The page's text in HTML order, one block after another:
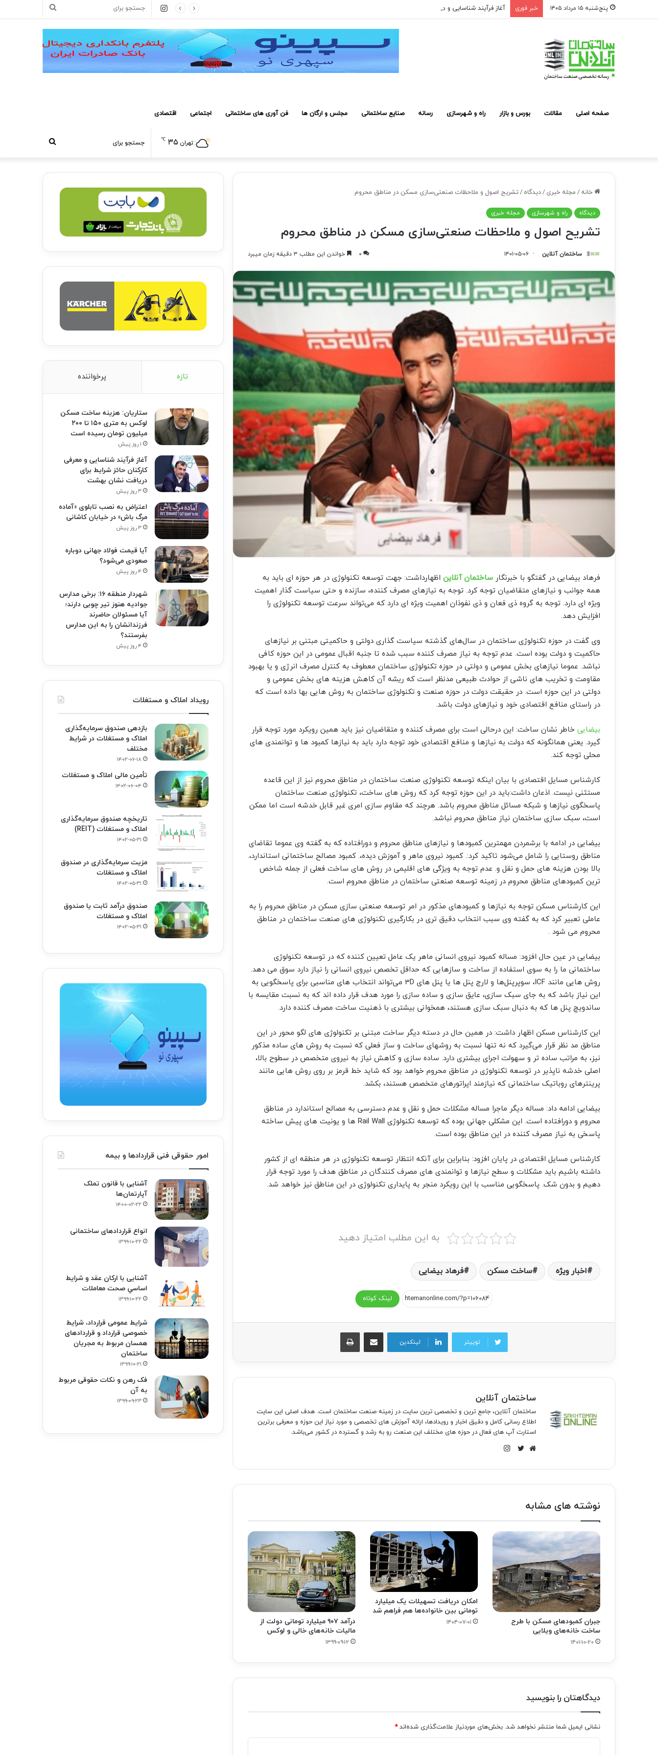
پنج‌شنبه ۱۵ مرداد ۱۴۰۵ خبر فوری آغاز فرآیند شناسایی و معرفی کارکنان حائز شرایط برای دریافت نشان بهشت
جستجو
اینستاگرام
صفحه اصلی مقالات بورس و بازار راه و شهرسازی رسانه صنایع ساختمانی مجلس و ارگان ها فن آوری های ساختمانی اجتماعی اقتصادی
جستجو
برای
تهران ۳۵ ℃
خانه / مجله خبری /دیدگاه /تشریح اصول و ملاحظات صنعتی‌سازی مسکن در مناطق محروم
دیدگاه راه و شهرسازی مجله خبری
تشریح اصول و ملاحظات صنعتی‌سازی مسکن در مناطق محروم
ساختمان آنلاین ۱۴۰۱-۰۵-۰۶ ۰ خواندن این مطلب ۳ دقیقه زمان میبرد
فرهاد بیضایی در گفتگو با خبرنگار ساختمان آنلاین اظهارداشت: جهت توسعه تکنولوژی در هر حوزه ای باید به
همه جوانب و نیازهای متقاضیان توجه کرد. توجه به نیازهای مصرف کننده، سازنده و حتی سیاست گذار اهمیت
ویژه ای دارد. توجه به گروه ذی فعان و ذی نفوذان اهمیت ویژه ای دارد که می‌تواند سرعت توسعه تکنولوژی را
افزایش دهد.
وی گفت در حوزه تکنولوژی ساختمان در سال‌های گذشته سیاست گذاری دولتی و حاکمیتی مبتنی بر نیازهای
حاکمیت و دولت بوده است. عدم توجه به نیاز مصرف کننده سبب شده تا جنبه اقبال عمومی در این حوزه کافی
نباشد. عموما نیازهای بخش عمومی و دولتی در حوزه تکنولوژی ساختمان معطوف به کنترل مصرف انرژی و یا بهبود
مقاومت و تخریب های ناشی از حوادث طبیعی مدنظر است که ریشه آن کاهش هزینه های بخش عمومی و
دولتی در این حوزه است. در حقیقت دولت در حوزه صنعت و تکنولوژی ساختمان به روش هایی بها داده است که
در راستای منافع اقتصادی خود و نیازهای دولت باشد.
بیضایی خاطر نشان ساخت: این درحالی است برای مصرف کننده و متقاضیان نیز باید همین رویکرد مورد توجه قرار
گیرد‌. یعنی همانگونه که دولت به نیازها و منافع اقتصادی خود توجه دارد باید به نیازها کمبود ها و توانمندی های
محلی توجه کند.
کارشناس مسایل اقتصادی با بیان اینکه توسعه تکنولوژی صنعت ساختمان در مناطق محروم نیز از این قاعده
مستثنی نیست. اذعان داشت:باید در این حوزه توجه کرد که روش های ساخت، تکنولوژی صنعت ساختمان
پاسخگوی نیازها و شبکه مسائل مناطق محروم باشد. هرچند که مقاوم سازی امری غیر قابل خدشه است اما ممکن
است، سبک سازی ساختمان نیاز مناطق محروم نباشد.
بیضایی در ادامه با برشمردن مهمترین کمبودها و نیازهای مناطق محروم و دورافتاده که به گفته وی عموما تقاضای
مناطق روستایی را شامل می‌شود تاکید کرد:. کمبود نیروی ماهر و آموزش دیده،. کمبود مصالح ساختمانی استاندارد،.
بالا بودن هزینه های حمل و نقل و. عدم توجه به ویژگی های اقلیمی در روش های ساخت فعلی از جمله شاخص
ترین کمبودهای مناطق محروم در زمینه توسعه صنعتی ساختمان در مناطق محروم است.
این کارشناس مسکن توجه به نیازها و کمبودهای مذکور در امر توسعه صنعتی سازی مسکن در مناطق محروم را به
عاملی تعبیر کرد که به گفته وی سبب انتخاب دقیق تری در بکارگیری تکنولوژی های صنعت ساختمان در مناطق
محروم می شود .
بیضایی در عین حال افزود: مساله کمبود نیروی انسانی ماهر یک عامل تعیین کننده که در توسعه تکنولوژی
ساختمانی ما را به سوی استفاده از ساخت و سازهایی که حداقل تخصص نیروی انسانی را نیاز دارد سوق می دهد.
روش هایی مانند ICF، سوپرپنل‌ها و لارج پنل ها یا پنل های 3D می‌تواند انتخاب های مناسبی برای پاسخگویی به
این نیاز باشد که به جای سبک سازی، عایق سازی و ساده سازی را مورد هدف قرار داده اند که به نسبت مقایسه با
ساندویچ پنل ها که به دنبال سبک سازی هستند، همخوانی بیشتری با ذهنیت ساخت مصرف کننده دارد.
این کارشناس مسکن اظهار داشت: در همین حال در دسته دیگر ساخت مبتنی بر تکنولوژی های لگو محور در این
مناطق مد نظر قرار می‌گیرد که نه تنها نسبت به روشهای ساخت و ساز فعلی که نسبت به روش های ساده مذکور
نیز، به مراتب ساده تر و سهولت اجرای بیشتری دارد. ساده سازی و کاهش نیاز به نیروی متخصص در سطوح بالا،
اصلی خدشه ناپذیر در توسعه تکنولوژی در مناطق محروم خواهد بود که شاید خط قرمز بر روی روش هایی مانند
پرینترهای روباتیک ساختمانی که نیازمند اپراتورهای متخصص هستند، بکشد.
بیضایی ادامه داد: مساله دیگر ماجرا مساله مشکلات حمل و نقل و عدم دسترسی به مصالح استاندارد در مناطق
محروم و دورافتاده است. این مشکلی جهانی بوده که توسعه تکنولوژی Rail Wall ها و یونیت های پیش ساخته
پاسخی به نیاز مصرف کننده در این مناطق بوده است.
کارشناس مسایل اقتصادی در پایان افزود: بنابراین برای آنکه انتظار توسعه تکنولوژی در هر منطقه ای از کشور
داشته باشیم باید مشکلات و سطح نیازها و توانمندی های مصرف کنندگان در مناطق هدف را مورد توجه قرار
دهیم و بدون شک. پاسخگویی مناسب با این رویکرد منجر به پایداری تکنولوژی در این مناطق نیز خواهد شد.
به این مطلب امتیاز دهید
اخبار ویژه ساخت مسکن فرهاد بیضایی
لینک کوتاه
توییتر لینکدین
اشتراک گذاری از طریق ایمیل چاپ
ساختمان آنلاین
ساختمان آنلاین، جامع ترین و تخصصی ترین سایت در زمینه صنعت ساختمان است. هدف اصلی این سایت
اطلاع رسانی کامل و دقیق اخبار و رویدادها، ارائه آموزش های تخصصی و مورد نیاز این حوزه و معرفی برترین
استارت آپ های فعال در حوزه های مختلف این صنعت رو به رشد و گسترده در کشور می‌باشد.
نوشته های مشابه
جبران کمبودهای مسکن با طرح
ساخت خانه‌های ویلایی
۱۴۰۱-۱۰-۲۰
امکان دریافت تسهیلات یک میلیارد
تومانی بین خانواده‌ها هم فراهم شد
۱۴۰۴-۰۷-۰۱
درآمد ۹۰۷ میلیارد تومانی دولت از
مالیات خانه‌های خالی و لوکس
۱۳۹۹-۰۹-۱۲
دیدگاهتان را بنویسید
نشانی ایمیل شما منتشر نخواهد شد. بخش‌های موردنیاز علامت‌گذاری شده‌اند*
تازه پرخواننده
ستاریان: هزینه ساخت مسکن
لوکس به متری ۱۵۰ تا ۲۰۰
میلیون تومان رسیده است
۱ روز پیش
آغاز فرآیند شناسایی و معرفی
کارکنان حائز شرایط برای
دریافت نشان بهشت
۳ روز پیش
اعتراض به نصب تابلوی «آماده
مرگ باش» در خیابان کاشانی
۳ روز پیش
آیا قیمت فولاد جهانی دوباره
صعودی می‌شود؟
۴ روز پیش
شهردار منطقه ۱۶: برخی مدارس
جوادیه هنوز تیر چوبی دارند؛
آیا مسئولان حاضرند
فرزندانشان را به این مدارس
بفرستند؟
۴ روز پیش
رویداد املاک و مستغلات
بازدهی صندوق سرمایه‌گذاری
املاک و مستغلات در شرایط
مختلف
۱۴۰۲-۰۶-۱۸
تأمین مالی املاک و مستغلات
۱۴۰۲-۰۶-۰۴
تاریخچه صندوق سرمایه‌گذاری
املاک و مستغلات (REIT)
۱۴۰۲-۰۵-۳۱
مزیت سرمایه‌گذاری در صندوق
املاک و مستغلات
۱۴۰۲-۰۵-۳۱
صندوق درآمد ثابت یا صندوق
املاک و مستغلات
۱۴۰۲-۰۵-۳۱
امور حقوقی فنی قراردادها و بیمه
آشنایی با قانون تملک
آپارتمان‌ها
۱۴۰۰-۰۲-۲۲
انواع قراردادهای ساختمانی
۱۳۹۹-۱۰-۲۲
آشنایی با ارکان عقد و شرايط
اساسي صحت معاملات
۱۳۹۹-۱۰-۲۲
شرایط عمومی قرارداد، شرایط
خصوصی قرارداد و قراردادهای
همسان مربوط به مجریان
ساختمان
۱۳۹۹-۱۰-۲۱
فک‌ رهن و نکات حقوقی مربوط
به آن
۱۳۹۹-۰۹-۲۳